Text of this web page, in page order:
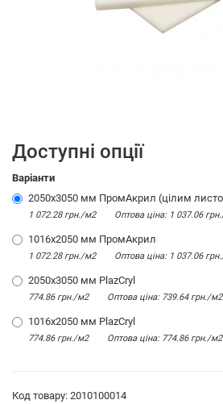
Доступні опції
Варіанти
2050х3050 мм ПромАкрил (цілим
1 072.28 грн./м2 Оптова цiна: 1 037.06
1016х2050 мм ПромАкрил
1 072.28 грн./м2 Оптова цiна: 1 037.06
2050x3050 мм PlazCryl
774.86 грн./м2 Оптова цiна: 739.64 грн./м2
1016x2050 мм PlazCryl
774.86 грн./м2 Оптова цiна: 774.86 грн./м2
Код товару: 2010100014